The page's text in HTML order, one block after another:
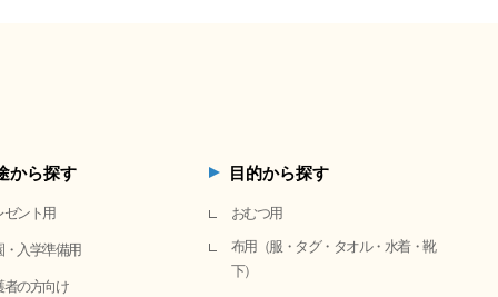
から探す
ゼント用
・入学準備用
者の方向け
目的から探す
おむつ用
布用（服・タグ・タオル・水着・靴
下）